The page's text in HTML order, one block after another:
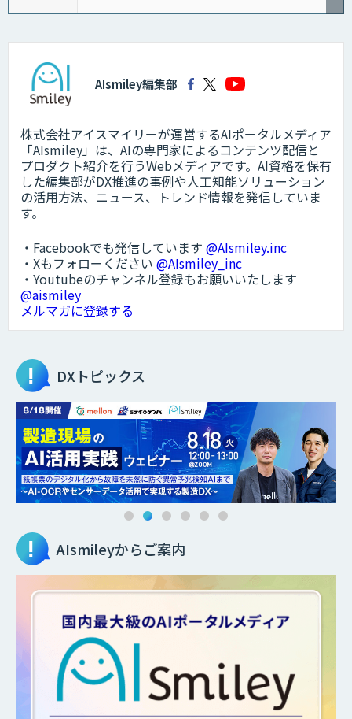
AIsmiley編集部
株式会社アイスマイリーが運営するAIポータルメディア
「AIsmiley」は、AIの専門家によるコンテンツ配信と
プロダクト紹介を行うWebメディアです。AI資格を保有
した編集部がDX推進の事例や人工知能ソリューション
の活用方法、ニュース、トレンド情報を発信していま
す。
・Facebookでも発信しています @AIsmiley.inc
・Xもフォローください @AIsmiley_inc
・Youtubeのチャンネル登録もお願いいたします
@aismiley
メルマガに登録する
DXトピックス
AIsmileyからご案内